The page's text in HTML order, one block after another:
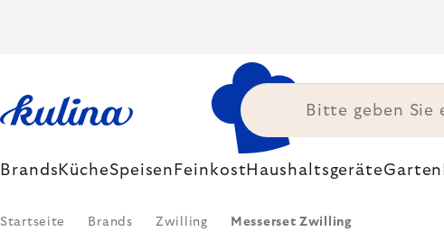
Brands KücheSpeisen FeinkostHaushaltsgeräteGarten
Startseite Brands Zwilling Messerset Zwilling